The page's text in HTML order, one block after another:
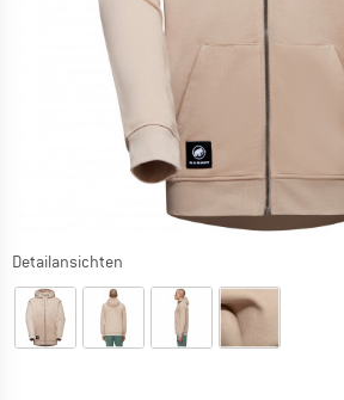
Detailansichten